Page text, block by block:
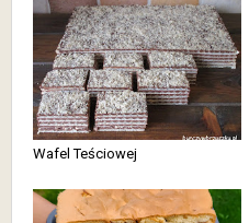
Wafel Teściowej